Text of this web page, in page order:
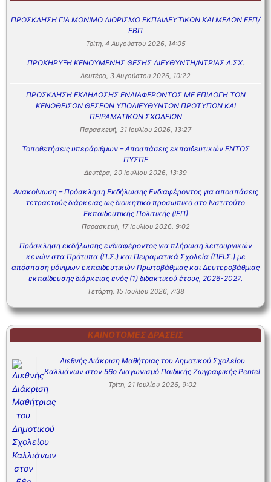
ΠΡΟΣΚΛΗΣΗ ΓΙΑ ΜΟΝΙΜΟ ΔΙΟΡΙΣΜΟ ΕΚΠΑΙΔΕΥΤΙΚΩΝ ΚΑΙ ΜΕΛΩΝ ΕΕΠ/
ΕΒΠ
Τρίτη, 4 Αυγούστου 2026, 14:05
ΠΡΟΚΗΡΥΞΗ ΚΕΝΟΥΜΕΝΗΣ ΘΕΣΗΣ ΔΙΕΥΘΥΝΤΗ/ΝΤΡΙΑΣ Δ.ΣΧ.
Δευτέρα, 3 Αυγούστου 2026, 10:22
ΠΡΟΣΚΛΗΣΗ ΕΚΔΗΛΩΣΗΣ ΕΝΔΙΑΦΕΡΟΝΤΟΣ ΜΕ ΕΠΙΛΟΓΗ ΤΩΝ
ΚΕΝΩΘΕΙΣΩΝ ΘΕΣΕΩΝ ΥΠΟΔΙΕΥΘΥΝΤΩΝ ΠΡΟΤΥΠΩΝ ΚΑΙ
ΠΕΙΡΑΜΑΤΙΚΩΝ ΣΧΟΛΕΙΩΝ
Παρασκευή, 31 Ιουλίου 2026, 13:27
Τοποθετήσεις υπεράριθμων – Αποσπάσεις εκπαιδευτικών ΕΝΤΟΣ
ΠΥΣΠΕ
Δευτέρα, 20 Ιουλίου 2026, 13:39
Ανακοίνωση – Πρόσκληση Εκδήλωσης Ενδιαφέροντος για αποσπάσεις
τετραετούς διάρκειας ως διοικητικό προσωπικό στο Ινστιτούτο
Εκπαιδευτικής Πολιτικής (ΙΕΠ)
Παρασκευή, 17 Ιουλίου 2026, 9:02
Πρόσκληση εκδήλωσης ενδιαφέροντος για πλήρωση λειτουργικών
κενών στα Πρότυπα (Π.Σ.) και Πειραματικά Σχολεία (ΠΕΙ.Σ.) με
απόσπαση μόνιμων εκπαιδευτικών Πρωτοβάθμιας και Δευτεροβάθμιας
εκπαίδευσης διάρκειας ενός (1) διδακτικού έτους, 2026-2027.
Τετάρτη, 15 Ιουλίου 2026, 7:38
ΚΑΙΝΟΤΌΜΕΣ ΔΡΆΣΕΙΣ
Διεθνής Διάκριση Μαθήτριας του Δημοτικού Σχολείου
Καλλιάνων στον 56ο Διαγωνισμό Παιδικής Ζωγραφικής Pentel
Τρίτη, 21 Ιουλίου 2026, 9:02